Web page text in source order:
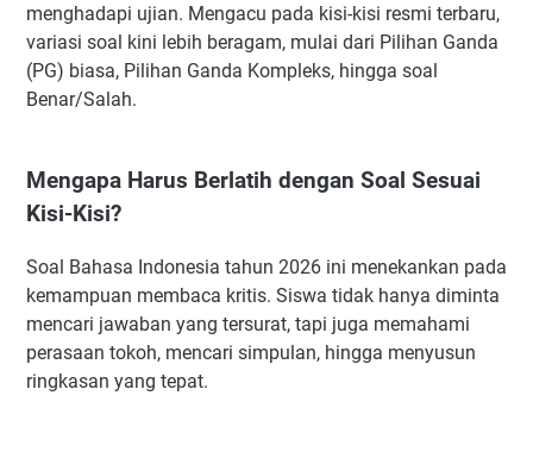
menghadapi ujian. Mengacu pada kisi-kisi resmi terbaru,
variasi soal kini lebih beragam, mulai dari Pilihan Ganda
(PG) biasa, Pilihan Ganda Kompleks, hingga soal
Benar/Salah.
Mengapa Harus Berlatih dengan Soal Sesuai
Kisi-Kisi?
Soal Bahasa Indonesia tahun 2026 ini menekankan pada
kemampuan membaca kritis. Siswa tidak hanya diminta
mencari jawaban yang tersurat, tapi juga memahami
perasaan tokoh, mencari simpulan, hingga menyusun
ringkasan yang tepat.